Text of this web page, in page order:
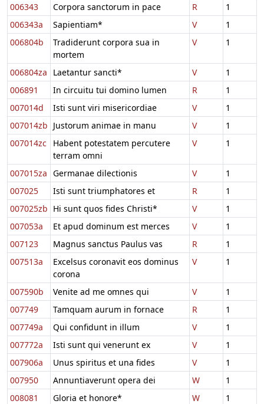
006343
Corpora sanctorum in pace R
1
006343a
Sapientiam* V
1
006804b
Tradiderunt corpora sua in
mortem
V 1
006804za Laetantur sancti* V
1
006891
In circuitu tui domino lumen R
1
007014d
Isti sunt viri misericordiae V
1
007014zb Justorum animae in manu V
1
007014zc
Habent potestatem percutere
terram omni
V 1
007015za Germanae dilectionis V
1
007025
Isti sunt triumphatores et R
1
007025zb Hi sunt quos fides Christi* V
1
007053a
Et apud dominum est merces V
1
007123
Magnus sanctus Paulus vas R
1
007513a
Excelsus coronavit eos dominus
corona
V 1
007590b Venite ad me omnes qui V
1
007749
Tamquam aurum in fornace R
1
007749a
Qui confidunt in illum V
1
007772a
Isti sunt qui venerunt ex V
1
007906a
Unus spiritus et una fides V
1
007950
Annuntiaverunt opera dei W
1
008081
Gloria et honore* W
1